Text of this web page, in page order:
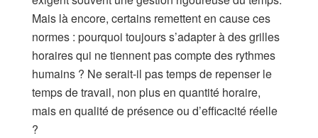
Mais là encore, certains remettent en cause ces
normes : pourquoi toujours s’adapter à des grilles
horaires qui ne tiennent pas compte des rythmes
humains ? Ne serait-il pas temps de repenser le
temps de travail, non plus en quantité horaire,
mais en qualité de présence ou d’efficacité réelle
?